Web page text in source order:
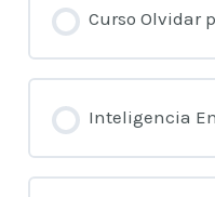
Curso Olvidar
Inteligencia